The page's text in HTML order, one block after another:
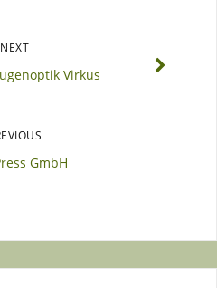
NEXT
Virkus
GmbH